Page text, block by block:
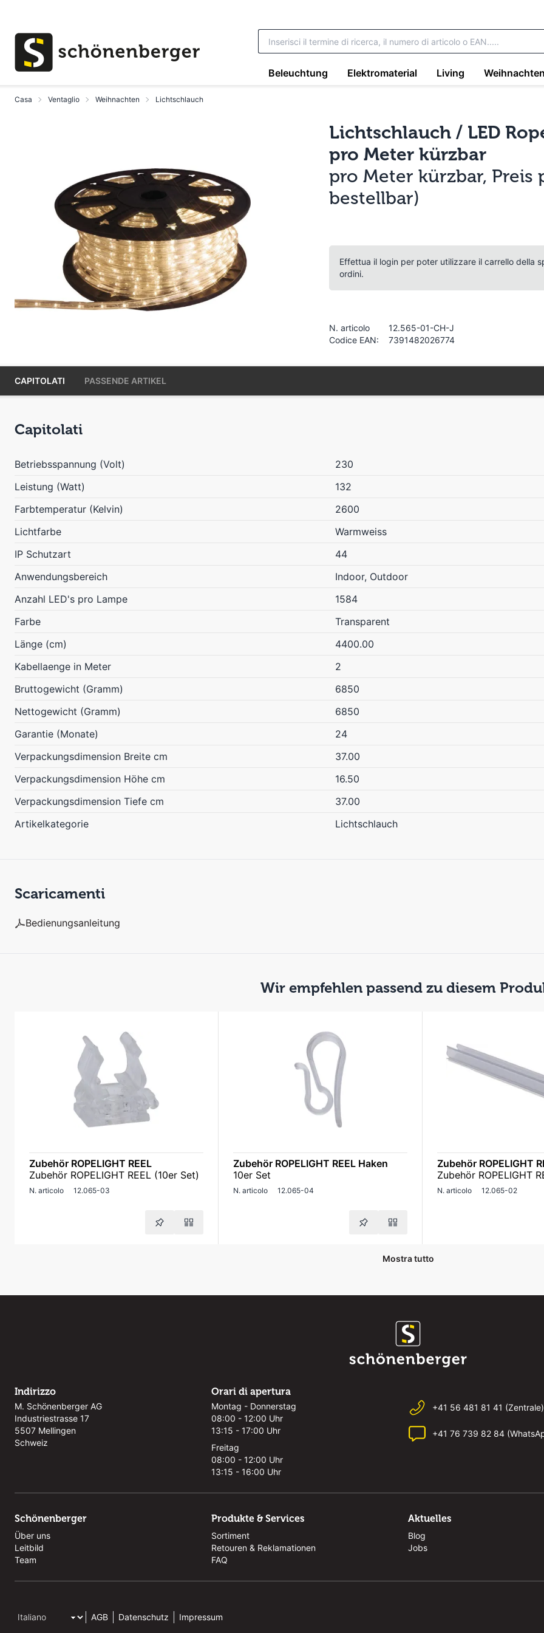
Beleuchtung Elektromaterial Living
Casa Ventaglio Weihnachten Lichtschlauch
Lichtschlauch / LED
pro Meter kürzbar
pro Meter kürzbar, Preis
bestellbar)
Effettua il login per poter utilizzare il carrello della
ordini.
N. articolo
12.565-01-CH-J
Codice EAN:
7391482026774
CAPITOLATI PASSENDE ARTIKEL
Capitolati
Betriebsspannung (Volt)
230
Leistung (Watt)
132
Farbtemperatur (Kelvin)
2600
Lichtfarbe
Warmweiss
IP Schutzart
44
Anwendungsbereich
Indoor, Outdoor
Anzahl LED's pro Lampe
1584
Farbe
Transparent
Länge (cm)
4400.00
Kabellaenge in Meter
2
Bruttogewicht (Gramm)
6850
Nettogewicht (Gramm)
6850
Garantie (Monate)
24
Verpackungsdimension Breite cm
37.00
Verpackungsdimension Höhe cm
16.50
Verpackungsdimension Tiefe cm
37.00
Artikelkategorie
Lichtschlauch
Scaricamenti
Bedienungsanleitung
Wir empfehlen passend zu diesem
Zubehör ROPELIGHT REEL
Zubehör ROPELIGHT REEL (10er Set)
N. articolo 12.065-03
Zubehör ROPELIGHT REEL Haken
10er Set
N. articolo 12.065-04
Zubehör ROPELIGHT
Zubehör ROPELIGHT
N. articolo 12.065-02
Mostra tutto
Indirizzo
M. Schönenberger AG
Industriestrasse 17
5507 Mellingen
Schweiz
Orari di apertura
Montag - Donnerstag
08:00 - 12:00 Uhr
13:15 - 17:00 Uhr
Freitag
08:00 - 12:00 Uhr
13:15 - 16:00 Uhr
+41 56 481 81 41 (Zentrale)
+41 76 739 82 84
Schönenberger
Über uns
Leitbild
Team
Produkte & Services
Sortiment
Retouren & Reklamationen
FAQ
Aktuelles
Blog
Jobs
AGB Datenschutz Impressum